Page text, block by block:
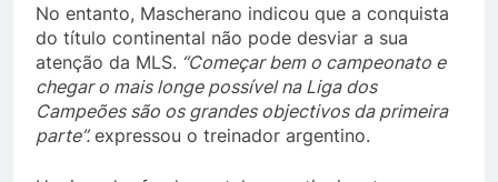
No entanto, Mascherano indicou que a conquista
do título continental não pode desviar a sua
atenção da MLS. “Começar bem o campeonato e
chegar o mais longe possível na Liga dos
Campeões são os grandes objectivos da primeira
parte”. expressou o treinador argentino.